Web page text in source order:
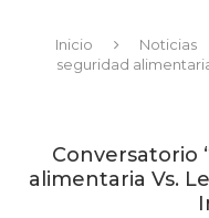
Inicio Noticias
seguridad
Conversatorio
alimentaria Vs.